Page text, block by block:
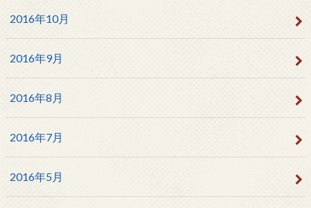
2016年10月
2016年9月
2016年8月
2016年7月
2016年5月